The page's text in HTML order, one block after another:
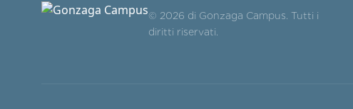
© 2026 di Gonzaga Campus. Tutti i
diritti riservati.